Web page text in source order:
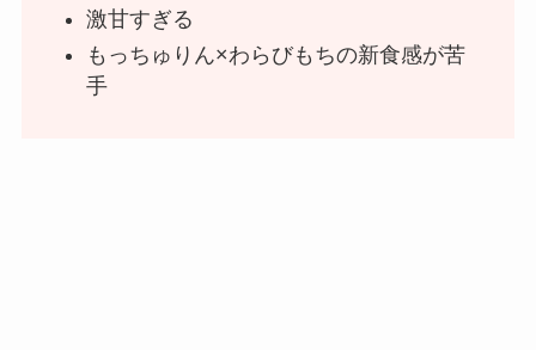
激甘すぎる
もっちゅりん×わらびもちの新食感が苦
手